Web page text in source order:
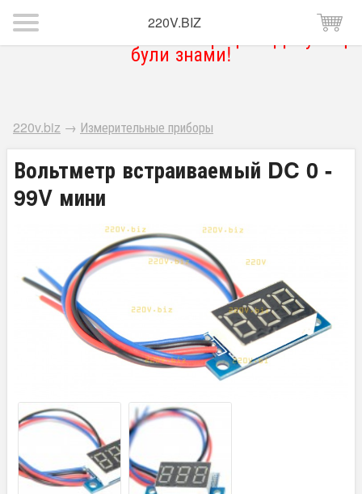
Магазин тимчасово не працює. Дякую що
були знами!
220V.BIZ
220v.biz → Измерительные приборы
Вольтметр встраиваемый DC 0 -
99V мини